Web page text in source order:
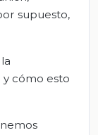
supuesto,
y cómo esto